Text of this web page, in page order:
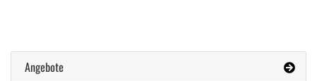
Angebote